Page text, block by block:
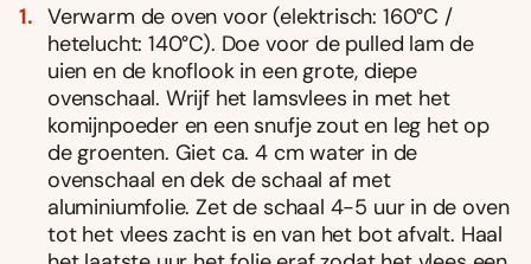
Verwarm de oven voor (elektrisch: 160°C /
hetelucht: 140°C). Doe voor de pulled lam de
uien en de knoflook in een grote, diepe
ovenschaal. Wrijf het lamsvlees in met het
komijnpoeder en een snufje zout en leg het op
de groenten. Giet ca. 4 cm water in de
ovenschaal en dek de schaal af met
aluminiumfolie. Zet de schaal 4-5 uur in de oven
tot het vlees zacht is en van het bot afvalt. Haal